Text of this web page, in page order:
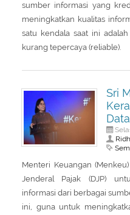
sumber informasi yang
meningkatkan kualitas
satu kendala saat ini
kurang tepercaya (reliable).
Sri
Menteri Keuangan
Jenderal Pajak (DJP)
informasi dari berbagai
ini, guna untuk